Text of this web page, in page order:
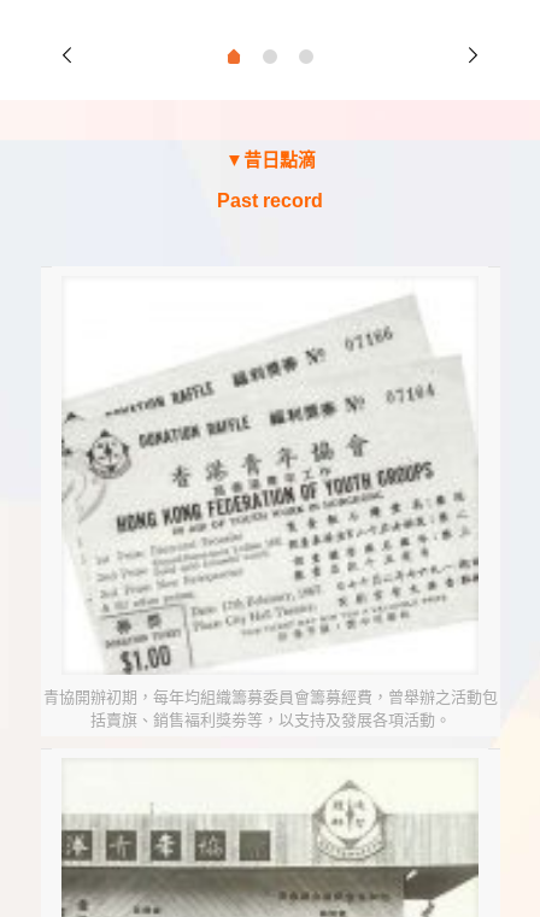
▼昔日點滴
Past record
會，設立展覽攤
位，介紹各項青
年活動，迄後數
年仍有繼續參
與。
青協開辦初期，
每年均組織籌募
委員會籌募經
費，曾舉辦之活
動包括賣旗、銷
售褔利獎劵等，
以支持及發展各
項活動。
北角民新街青年
中心於81年底落
88年8月，青協
代表團於中華全
國青年聯合會辦
公樓與該會成員
赤柱戶外活動中
心於89年5月21
日重建完成。
青協於1990年8
月14-31日舉辦
國際青年文化
村，各國青年穿
上民放服裝合
照。
參加「會考熱線
輔導’91」之熱心
青年義工。
香港特別行政區
行政長官董建華
先生於2000年2
月12日主持「龍
傳基金」成立典
禮。
▼昔日點滴
Past record
青協開辦初期，每年均組織籌募委員會籌募經費，曾舉辦之活動包
括賣旗、銷售褔利獎劵等，以支持及發展各項活動。